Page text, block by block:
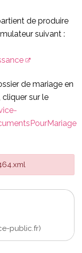
de produire
suivant :
de mariage en
sur le
public.fr